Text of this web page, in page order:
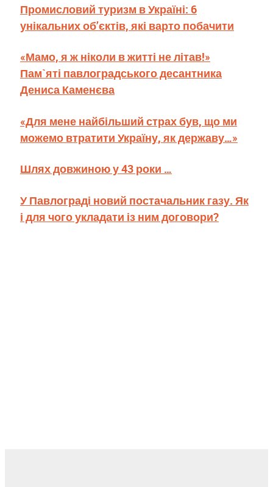
Промисловий туризм в Україні: 6
унікальних об’єктів, які варто побачити
«Мамо, я ж ніколи в житті не літав!»
Пам`яті павлоградського десантника
Дениса Каменєва
«Для мене найбільший страх був, що ми
можемо втратити Україну, як державу…»
Шлях довжиною у 43 роки …
У Павлограді новий постачальник газу. Як
і для чого укладати із ним договори?